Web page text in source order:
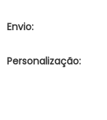
Envio:
Personalização: